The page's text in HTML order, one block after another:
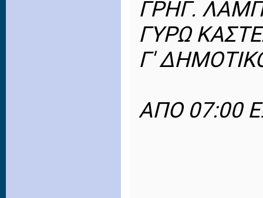
ΓΡΗΓ.
ΓΥΡΩ
Γ'
ΑΠΟ 07:00